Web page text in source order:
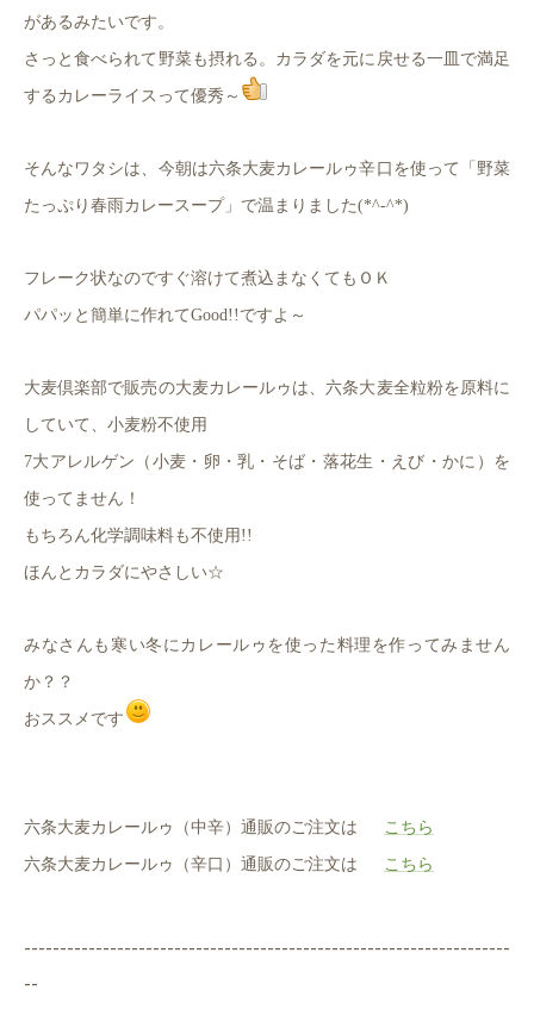
があるみたいです。
さっと食べられて野菜も摂れる。カラダを元に戻せる一皿で満足
するカレーライスって優秀～
そんなワタシは、今朝は六条大麦カレールゥ辛口を使って「野菜
たっぷり春雨カレースープ」で温まりました(*^-^*)
フレーク状なのですぐ溶けて煮込まなくてもＯＫ
パパッと簡単に作れてGood!!ですよ～
大麦倶楽部で販売の大麦カレールゥは、六条大麦全粒粉を原料に
していて、小麦粉不使用
7大アレルゲン（小麦・卵・乳・そば・落花生・えび・かに ）を
使ってません！
もちろん化学調味料も不使用!!
ほんとカラダにやさしい☆
みなさんも寒い冬にカレールゥを使った料理を作ってみません
か？？
おススメです
六条大麦カレールゥ（中辛）通販のご注文は こちら
六条大麦カレールゥ（辛口）通販のご注文は こちら
--------------------------------------------------------------------
--